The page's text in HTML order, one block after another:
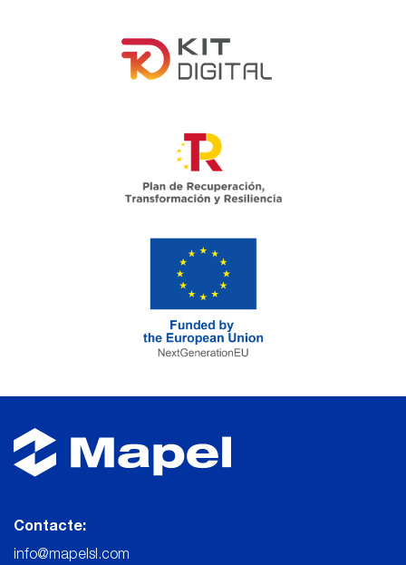
Contacte:
info@mapelsl.com